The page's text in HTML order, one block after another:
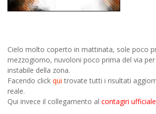
Cielo molto coperto in mattinata, sole poco
mezzogiorno, nuvoloni poco prima del via
instabile della zona.
Facendo click qui trovate tutti i risultati
reale.
Qui invece il collegamento al contagiri ufficiale